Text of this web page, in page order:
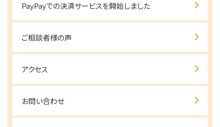
PayPayでの決済サービスを開始しました
ご相談者様の声
アクセス
お問い合わせ